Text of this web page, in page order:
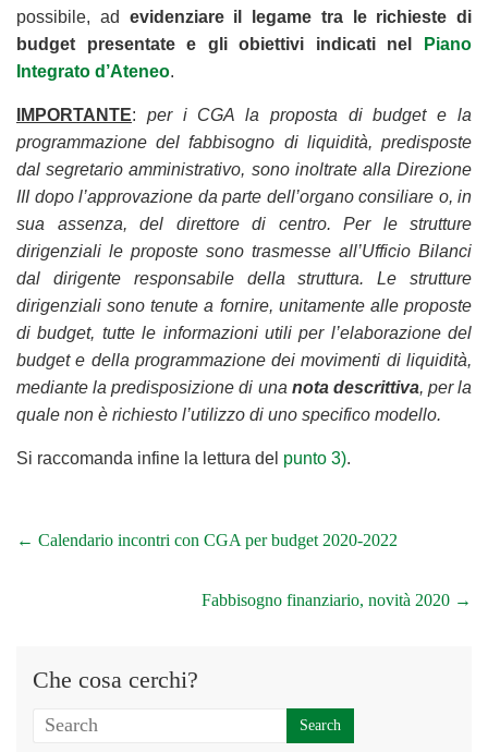
possibile, ad evidenziare il legame tra le richieste di
budget presentate e gli obiettivi indicati nel
Piano
Integrato d’Ateneo.
IMPORTANTE: per i CGA la proposta di budget e la
programmazione del fabbisogno di liquidità, predisposte
dal segretario amministrativo, sono inoltrate alla Direzione
III dopo l’approvazione da parte dell’organo consiliare o, in
sua assenza, del direttore di centro. Per le strutture
dirigenziali le proposte sono trasmesse all’Ufficio Bilanci
dal dirigente responsabile della struttura. Le strutture
dirigenziali sono tenute a fornire, unitamente alle proposte
di budget, tutte le informazioni utili per l’elaborazione del
budget e della programmazione dei movimenti di liquidità,
mediante la predisposizione di una nota descrittiva, per la
quale non è richiesto l’utilizzo di uno specifico modello.
Si raccomanda infine la lettura del punto 3).
← Calendario incontri con CGA per budget 2020-2022
Fabbisogno finanziario, novità 2020 →
Che cosa cerchi?